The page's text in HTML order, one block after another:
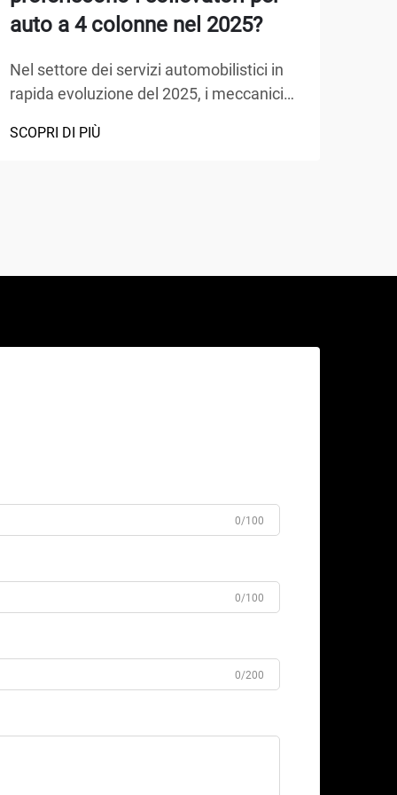
auto a 4 colonne nel 2025?
Nel settore dei servizi automobilistici in
rapida evoluzione del 2025, i meccanici
avanzate che massimizzano l'efficienza
SCOPRI DI PIÙ
0/100
0/100
0/200